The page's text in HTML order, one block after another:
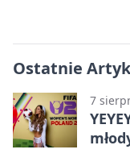
Ostatnie
7